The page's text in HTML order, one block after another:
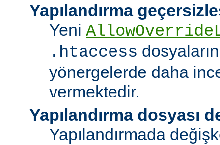
Yapılandırma
Yeni
.htaccess
yönergelerde daha
vermektedir.
Yapılandırma dosyası
Yapılandırmada